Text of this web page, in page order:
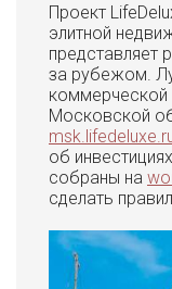
Проект
элитной
представляет
за рубежом.
Московской
об
собраны на
сделать